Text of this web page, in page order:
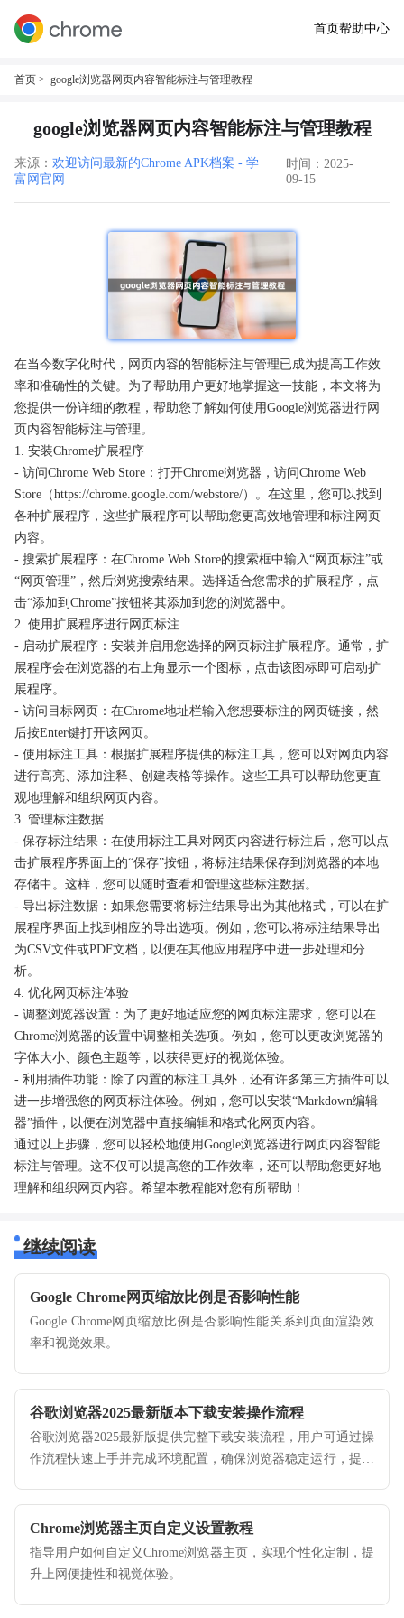
首页帮助中心
首页 > google浏览器网页内容智能标注与管理教程
google浏览器网页内容智能标注与管理教程
来源： 欢迎访问最新的Chrome APK档案 - 学
富网官网
时间：2025-
09-15
在当今数字化时代，网页内容的智能标注与管理已成为提高工作效
率和准确性的关键。为了帮助用户更好地掌握这一技能，本文将为
您提供一份详细的教程，帮助您了解如何使用Google浏览器进行网
页内容智能标注与管理。
1. 安装Chrome扩展程序
- 访问Chrome Web Store：打开Chrome浏览器，访问Chrome Web
Store（https://chrome.google.com/webstore/）。在这里，您可以找到
各种扩展程序，这些扩展程序可以帮助您更高效地管理和标注网页
内容。
- 搜索扩展程序：在Chrome Web Store的搜索框中输入“网页标注”或
“网页管理”，然后浏览搜索结果。选择适合您需求的扩展程序，点
击“添加到Chrome”按钮将其添加到您的浏览器中。
2. 使用扩展程序进行网页标注
- 启动扩展程序：安装并启用您选择的网页标注扩展程序。通常，扩
展程序会在浏览器的右上角显示一个图标，点击该图标即可启动扩
展程序。
- 访问目标网页：在Chrome地址栏输入您想要标注的网页链接，然
后按Enter键打开该网页。
- 使用标注工具：根据扩展程序提供的标注工具，您可以对网页内容
进行高亮、添加注释、创建表格等操作。这些工具可以帮助您更直
观地理解和组织网页内容。
3. 管理标注数据
- 保存标注结果：在使用标注工具对网页内容进行标注后，您可以点
击扩展程序界面上的“保存”按钮，将标注结果保存到浏览器的本地
存储中。这样，您可以随时查看和管理这些标注数据。
- 导出标注数据：如果您需要将标注结果导出为其他格式，可以在扩
展程序界面上找到相应的导出选项。例如，您可以将标注结果导出
为CSV文件或PDF文档，以便在其他应用程序中进一步处理和分
析。
4. 优化网页标注体验
- 调整浏览器设置：为了更好地适应您的网页标注需求，您可以在
Chrome浏览器的设置中调整相关选项。例如，您可以更改浏览器的
字体大小、颜色主题等，以获得更好的视觉体验。
- 利用插件功能：除了内置的标注工具外，还有许多第三方插件可以
进一步增强您的网页标注体验。例如，您可以安装“Markdown编辑
器”插件，以便在浏览器中直接编辑和格式化网页内容。
通过以上步骤，您可以轻松地使用Google浏览器进行网页内容智能
标注与管理。这不仅可以提高您的工作效率，还可以帮助您更好地
理解和组织网页内容。希望本教程能对您有所帮助！
继续阅读
Google Chrome网页缩放比例是否影响性能
Google Chrome网页缩放比例是否影响性能关系到页面渲染效
率和视觉效果。
谷歌浏览器2025最新版本下载安装操作流程
谷歌浏览器2025最新版提供完整下载安装流程，用户可通过操
作流程快速上手并完成环境配置，确保浏览器稳定运行，提高
Chrome浏览器主页自定义设置教程
指导用户如何自定义Chrome浏览器主页，实现个性化定制，提
升上网便捷性和视觉体验。